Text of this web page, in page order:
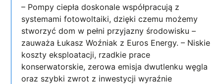
– Pompy ciepła doskonale współpracują z
systemami fotowoltaiki, dzięki czemu możemy
stworzyć dom w pełni przyjazny środowisku –
zauważa Łukasz Woźniak z Euros Energy. – Niskie
koszty eksploatacji, rzadkie prace
konserwatorskie, zerowa emisja dwutlenku węgla
oraz szybki zwrot z inwestycji wyraźnie